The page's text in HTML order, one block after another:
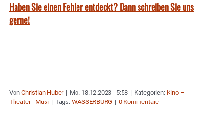
Haben Sie einen Fehler entdeckt? Dann schreiben Sie uns
gerne!
Von Christian Huber | Mo. 18.12.2023 - 5:58 | Kategorien: Kino –
Theater - Musi | Tags: WASSERBURG | 0 Kommentare